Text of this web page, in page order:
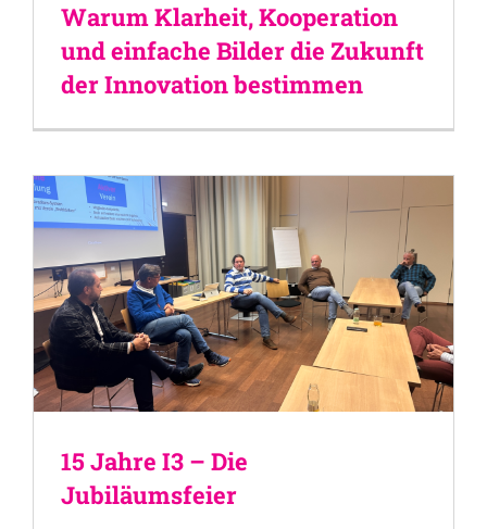
Warum Klarheit, Kooperation
und einfache Bilder die Zukunft
der Innovation bestimmen
15 Jahre I3 – Die
Jubiläumsfeier